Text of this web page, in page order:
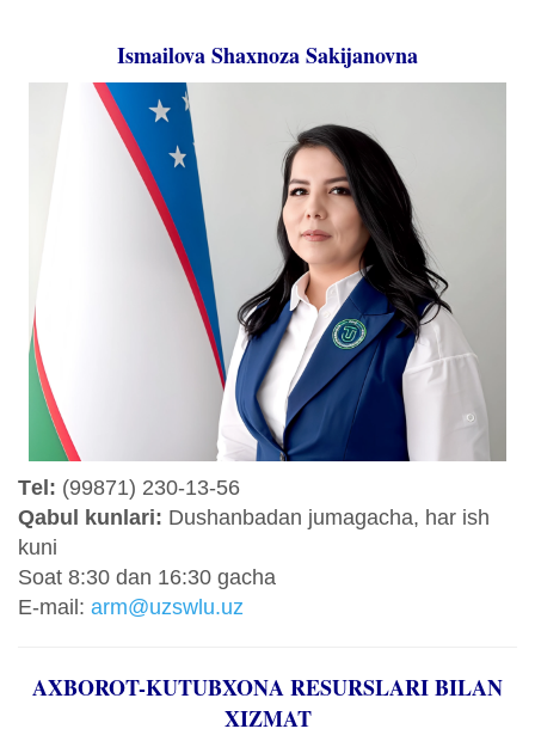
Ismailova Shaxnoza Sakijanovna
Tеl: (99871) 230-13-56
Qabul kunlari: Dushanbadan jumagacha, har ish
kuni
Sоat 8:30 dan 16:30 gacha
E-mail: arm@uzswlu.uz
AXBOROT-KUTUBXONA RESURSLARI BILAN
XIZMAT